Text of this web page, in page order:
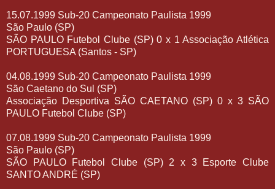
15.07.1999 Sub-20 Campeonato Paulista 1999
São Paulo (SP)
SÃO PAULO Futebol Clube (SP) 0 x 1 Associação Atlética
PORTUGUESA (Santos - SP)
04.08.1999 Sub-20 Campeonato Paulista 1999
São Caetano do Sul (SP)
Associação Desportiva SÃO CAETANO (SP) 0 x 3 SÃO
PAULO Futebol Clube (SP)
07.08.1999 Sub-20 Campeonato Paulista 1999
São Paulo (SP)
SÃO PAULO Futebol Clube (SP) 2 x 3 Esporte Clube
SANTO ANDRÉ (SP)